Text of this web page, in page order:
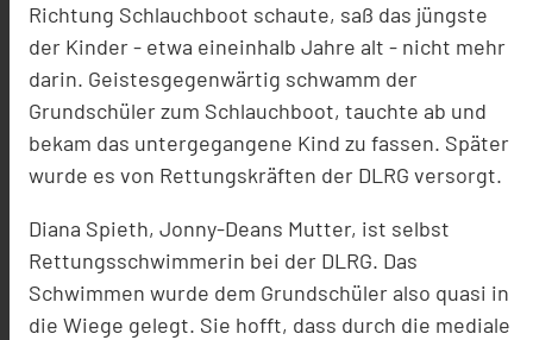
Richtung Schlauchboot schaute, saß das jüngste
der Kinder - etwa eineinhalb Jahre alt - nicht mehr
darin. Geistesgegenwärtig schwamm der
Grundschüler zum Schlauchboot, tauchte ab und
bekam das untergegangene Kind zu fassen. Später
wurde es von Rettungskräften der DLRG versorgt.
Diana Spieth, Jonny-Deans Mutter, ist selbst
Rettungsschwimmerin bei der DLRG. Das
Schwimmen wurde dem Grundschüler also quasi in
die Wiege gelegt. Sie hofft, dass durch die mediale